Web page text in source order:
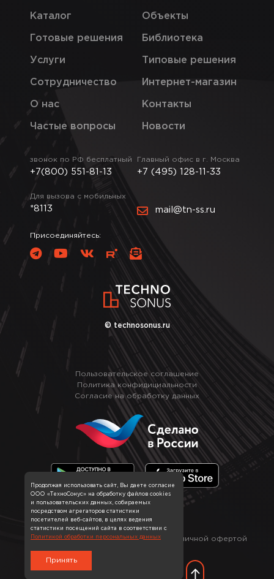
© technosonus.ru
Пользовательское соглашение
Политика конфидициальности
Согласие на обработку данных
Каталог
Готовые решения
Услуги
Сотрудничество
О нас
Частые вопросы
Объекты
Библиотека
Типовые решения
Интернет-магазин
Контакты
Новости
звонок по РФ бесплатный
+7(800) 551-81-13
Главный офис в г. Москва
+7 (495) 128-11-33
Для вызова с мобильных
*8113 mail@tn-ss.ru
Присоединяйтесь:
Информация на сайте не является публичной офертой
Продолжая использовать сайт, Вы даете согласие
ООО «ТехноСонус» на обработку файлов cookies
и пользовательских данных, собираемых
посредством агрегаторов статистики
посетителей веб-сайтов, в целях ведения
статистики посещений сайта в соответствии с
Политикой обработки персональных данных
Принять